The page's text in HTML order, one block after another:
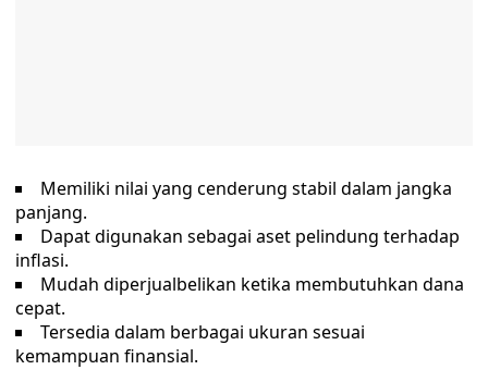
Memiliki nilai yang cenderung stabil dalam jangka
panjang.
Dapat digunakan sebagai aset pelindung terhadap
inflasi.
Mudah diperjualbelikan ketika membutuhkan dana
cepat.
Tersedia dalam berbagai ukuran sesuai
kemampuan finansial.